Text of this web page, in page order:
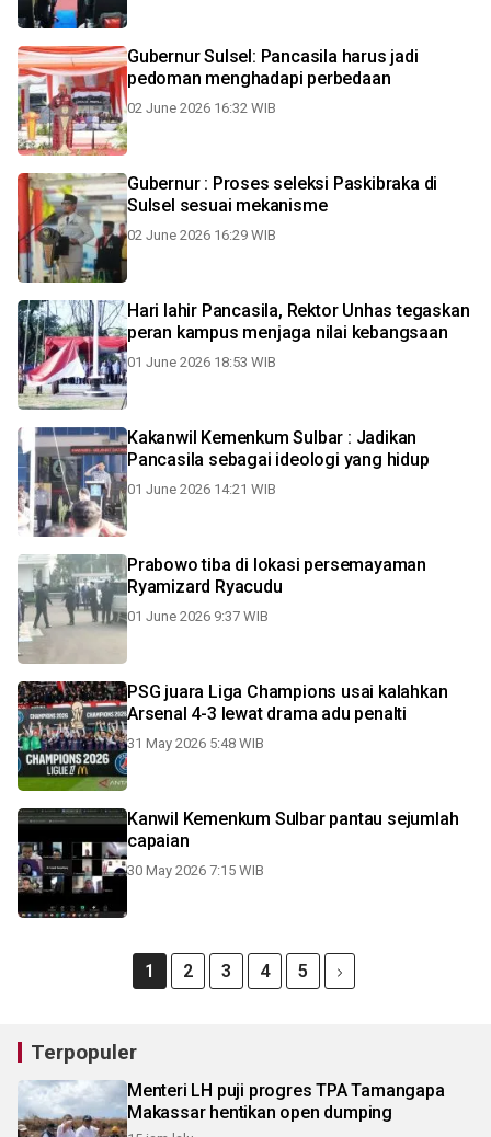
Gubernur Sulsel: Pancasila harus jadi
pedoman menghadapi perbedaan
02 June 2026 16:32 WIB
Gubernur : Proses seleksi Paskibraka di
Sulsel sesuai mekanisme
02 June 2026 16:29 WIB
Hari lahir Pancasila, Rektor Unhas tegaskan
peran kampus menjaga nilai kebangsaan
01 June 2026 18:53 WIB
Kakanwil Kemenkum Sulbar : Jadikan
Pancasila sebagai ideologi yang hidup
01 June 2026 14:21 WIB
Prabowo tiba di lokasi persemayaman
Ryamizard Ryacudu
01 June 2026 9:37 WIB
PSG juara Liga Champions usai kalahkan
Arsenal 4-3 lewat drama adu penalti
31 May 2026 5:48 WIB
Kanwil Kemenkum Sulbar pantau sejumlah
capaian
30 May 2026 7:15 WIB
1 2 3 4 5
Terpopuler
Menteri LH puji progres TPA Tamangapa
Makassar hentikan open dumping